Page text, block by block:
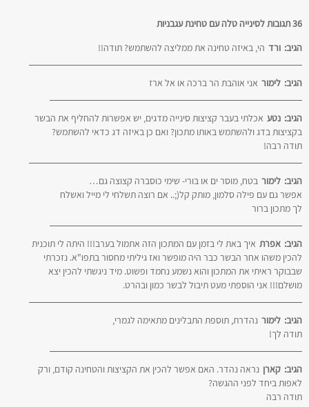
36 תגובות לסינייה טלה עם טחינת עגבניות
ורד הגיב: הי, באיזה טחינה את ממליצה להשתמש? תודה!!
לימור הגיב: אני אוהבת הר ברכה או אל ארז
נטע הגיב:
אכלתי בעבר קציצות סינייה מדגים, יש אפשרות להחליף את הבשר
בקציצות בדג ולהשתמש באותו מתכון? ואם כן באיזה דג כדאי להשתמש?
תודה רבה!
לימור הגיב:
בטח, מוסר ים או בורי- שימי כוסברה קצוצה גם…
אפשר גם עם פילה סלמון, מותק קל(;.. אם רוצה תשלחי לי מייל ואשלח
לך מתכון ברור
אפרת הגיב:
איך באת לי בזמן עם המתכון הזה אתמול בערב!!! היתה לי תוכנית
להכין משהו אחר הבשר כבר היה מופשר ואז גיליתי מחסור בתפו"א. נזכרתי
שבבוקר ראיתי את המתכון והוא נשמע נחמד ופשוט. מיד ניגשתי להכין יצא
מושלם!!! אני הוספתי מעט תיבול לבשר כמון ובהרט.
לימור הגיב:
נהדרת, תוספת התבלינים מתאימה לגמרי,
תודה לך!
קארן הגיב:
נראה נהדר. האם אפשר להכין את הקציצות והטחינה קודם, ורק
לאפות ביחד לפני ההגשה?
תודה רבה